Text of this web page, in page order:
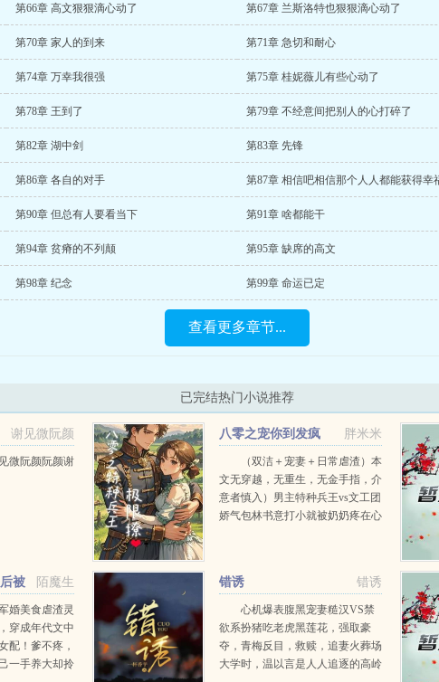
第66章 高文狠狠滴心动了 第67章 兰斯洛特也狠狠滴心动了
第70章 家人的到来 第71章 急切和耐心
第74章 万幸我很强 第75章 桂妮薇儿有些心动了
第78章 王到了 第79章 不经意间把别人的心打碎了
第82章 湖中剑 第83章 先锋
第86章 各自的对手
第90章 但总有人要看当下 第91章 啥都能干
第94章 贫瘠的不列颠 第95章 缺席的高文
第98章 纪念 第99章 命运已定
查看更多章节...
已完结热门小说推荐
谢见微阮颜
微阮颜阮颜谢
胖米米
八零之宠你到发疯
（双洁＋宠妻＋日常虐渣）本
文无穿越，无重生，无金手指，介
意者慎入）男主特种兵王vs文工团
娇气包林书意打小就被奶奶疼在心
得到了特种兵王的称号。有一...
陌魔生
被
婚美食虐渣灵
穿成年代文中
配！爹不疼，
一手养大却拎
错诱
错诱
心机爆表腹黑宠妻糙汉VS禁
欲系扮猪吃老虎黑莲花，强取豪
夺，青梅反目，救赎，追妻火葬场
大学时，温以言是人人追逐的高岭